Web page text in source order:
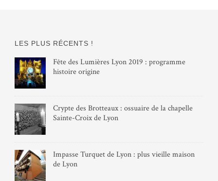
LES PLUS RÉCENTS !
Fête des Lumières Lyon 2019 : programme
histoire origine
Crypte des Brotteaux : ossuaire de la chapelle
Sainte-Croix de Lyon
Impasse Turquet de Lyon : plus vieille maison
de Lyon